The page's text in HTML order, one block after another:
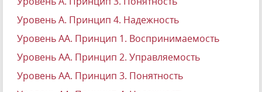
Уровень А. Принцип 4. Надежность
Уровень АА. Принцип 1. Воспринимаемость
Уровень АА. Принцип 2. Управляемость
Уровень АА. Принцип 3. Понятность